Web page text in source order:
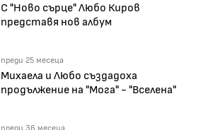
С "Ново сърце" Любо Киров
представя нов албум
преди 25 месеца
Михаела и Любо създадоха
продължение на "Мога" - "Вселена"
преди 36 месеца